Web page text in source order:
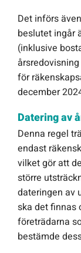
Det införs
beslutet ingår
(inklusive
för
december
Datering av
Denna regel
endast
vilket gör att
större
dateringen av
ska det finnas
företrädarna
bestämde